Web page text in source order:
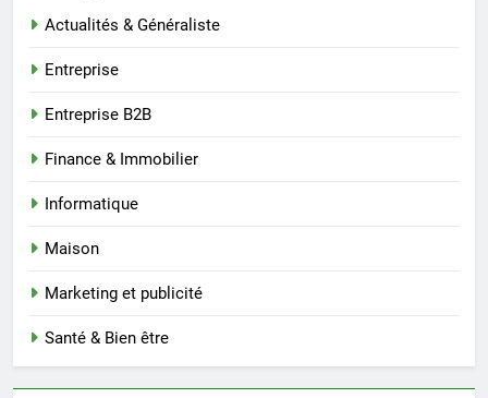
Actualités & Généraliste
Entreprise
Entreprise B2B
Finance & Immobilier
Informatique
Maison
Marketing et publicité
Santé & Bien être